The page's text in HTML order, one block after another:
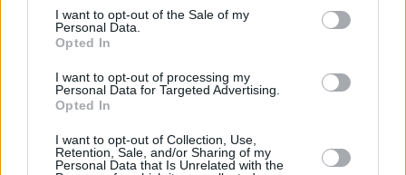
I want to opt-out of the Sale of my
Personal Data.
Opted In
I want to opt-out of processing my
Personal Data for Targeted Advertising.
Opted In
I want to opt-out of Collection, Use,
Retention, Sale, and/or Sharing of my
Personal Data that Is Unrelated with the
ΟΠΕΚ
FacebookTwitter PinterestLinkedInTumblr Telegram
PREVIOUS ARTICLE NEXT ARTICLE